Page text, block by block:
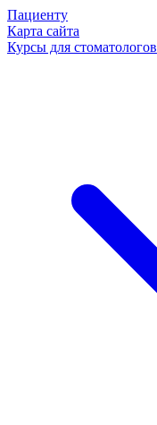
Пациенту
Карта сайта
Курсы для стоматологов